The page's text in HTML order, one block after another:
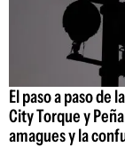
El paso a paso
City Torque y
amagues y la